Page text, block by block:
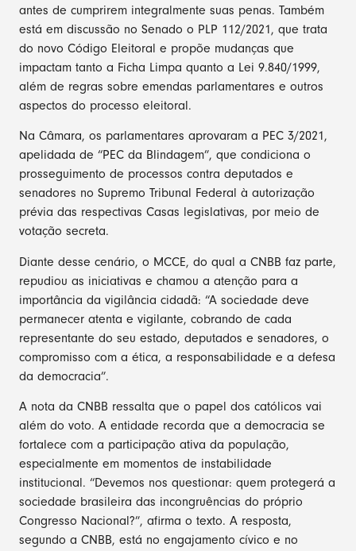
antes de cumprirem integralmente suas penas. Também
está em discussão no Senado o PLP 112/2021, que trata
do novo Código Eleitoral e propõe mudanças que
impactam tanto a Ficha Limpa quanto a Lei 9.840/1999,
além de regras sobre emendas parlamentares e outros
aspectos do processo eleitoral.
Na Câmara, os parlamentares aprovaram a PEC 3/2021,
apelidada de “PEC da Blindagem”, que condiciona o
prosseguimento de processos contra deputados e
senadores no Supremo Tribunal Federal à autorização
prévia das respectivas Casas legislativas, por meio de
votação secreta.
Diante desse cenário, o MCCE, do qual a CNBB faz parte,
repudiou as iniciativas e chamou a atenção para a
importância da vigilância cidadã: “A sociedade deve
permanecer atenta e vigilante, cobrando de cada
representante do seu estado, deputados e senadores, o
compromisso com a ética, a responsabilidade e a defesa
da democracia”.
A nota da CNBB ressalta que o papel dos católicos vai
além do voto. A entidade recorda que a democracia se
fortalece com a participação ativa da população,
especialmente em momentos de instabilidade
institucional. “Devemos nos questionar: quem protegerá a
sociedade brasileira das incongruências do próprio
Congresso Nacional?”, afirma o texto. A resposta,
segundo a CNBB, está no engajamento cívico e no